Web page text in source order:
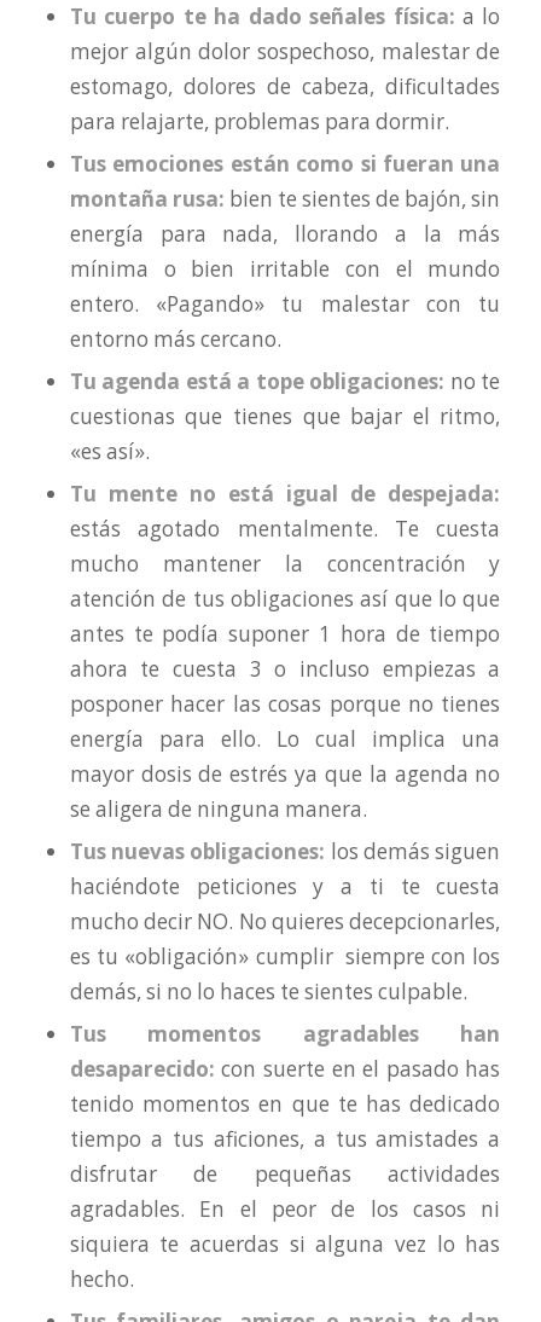
Tu cuerpo te ha dado señales física: a lo
mejor algún dolor sospechoso, malestar de
estomago, dolores de cabeza, dificultades
para relajarte, problemas para dormir.
Tus emociones están como si fueran una
montaña rusa: bien te sientes de bajón, sin
energía para nada, llorando a la más
mínima o bien irritable con el mundo
entero. «Pagando» tu malestar con tu
entorno más cercano.
Tu agenda está a tope obligaciones: no te
cuestionas que tienes que bajar el ritmo,
«es así».
Tu mente no está igual de despejada:
estás agotado mentalmente. Te cuesta
mucho mantener la concentración y
atención de tus obligaciones así que lo que
antes te podía suponer 1 hora de tiempo
ahora te cuesta 3 o incluso empiezas a
posponer hacer las cosas porque no tienes
energía para ello. Lo cual implica una
mayor dosis de estrés ya que la agenda no
se aligera de ninguna manera.
Tus nuevas obligaciones: los demás siguen
haciéndote peticiones y a ti te cuesta
mucho decir NO. No quieres decepcionarles,
es tu «obligación» cumplir siempre con los
demás, si no lo haces te sientes culpable.
Tus momentos agradables han
desaparecido: con suerte en el pasado has
tenido momentos en que te has dedicado
tiempo a tus aficiones, a tus amistades a
disfrutar de pequeñas actividades
agradables. En el peor de los casos ni
siquiera te acuerdas si alguna vez lo has
hecho.